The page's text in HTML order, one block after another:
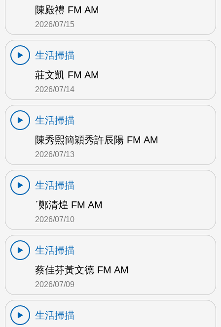
陳殿禮 FM AM
2026/07/15
生活掃描
莊文凱 FM AM
2026/07/14
生活掃描
陳秀熙簡穎秀許辰陽 FM AM
2026/07/13
生活掃描
ˊ鄭清煌 FM AM
2026/07/10
生活掃描
蔡佳芬黃文德 FM AM
2026/07/09
生活掃描